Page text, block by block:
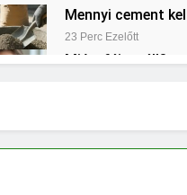
Mennyi cement
23 Perc Ezelőtt
Miért fáj a váll?
Milyen fűtést